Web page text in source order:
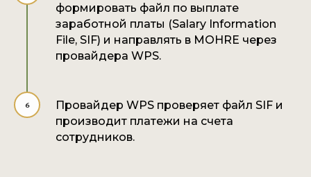
формировать файл по выплате
заработной платы (Salary Information
File, SIF) и направлять в MOHRE через
провайдера WPS.
Провайдер WPS проверяет файл SIF и
производит платежи на счета
сотрудников.